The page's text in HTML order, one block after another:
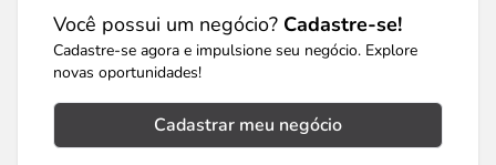
Você possui um negócio? Cadastre-se!
Cadastre-se agora e impulsione seu negócio. Explore
novas oportunidades!
Cadastrar meu negócio